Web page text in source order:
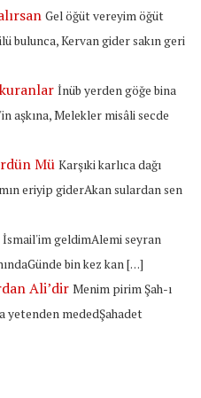
Gel öğüt vereyim öğüt
bulunca, Kervan gider sakın geri
İnüb yerden göğe bina
aşkına, Melekler misâli secde
Mü Karşıki karlıca dağı
eriyip giderAkan sulardan sen
İsmail'im geldimAlemi seyran
bin kez kan […]
Ali’dir Menim pirim Şah-ı
yetenden mededŞahadet